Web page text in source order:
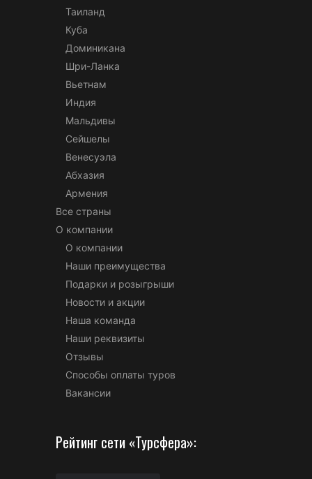
Таиланд
Куба
Доминикана
Шри-Ланка
Вьетнам
Индия
Мальдивы
Сейшелы
Венесуэла
Абхазия
Армения
Все страны
О компании
О компании
Наши преимущества
Подарки и розыгрыши
Новости и акции
Наша команда
Наши реквизиты
Отзывы
Способы оплаты туров
Вакансии
Рейтинг сети «Турсфера»: